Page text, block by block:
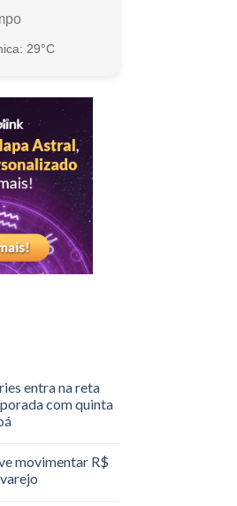
29°C
entra na reta
com quinta
movimentar R$